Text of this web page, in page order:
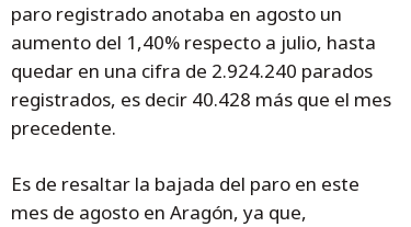
paro registrado anotaba en agosto un
aumento del 1,40% respecto a julio, hasta
quedar en una cifra de 2.924.240 parados
registrados, es decir 40.428 más que el mes
precedente.
Es de resaltar la bajada del paro en este
mes de agosto en Aragón, ya que,